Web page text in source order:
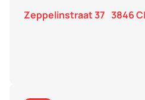
Zeppelinstraat 37 3846